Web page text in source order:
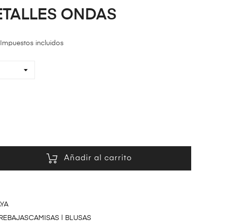
ONDAS
Impuestos incluidos
Añadir al carrito
REBAJASCAMISAS | BLUSAS